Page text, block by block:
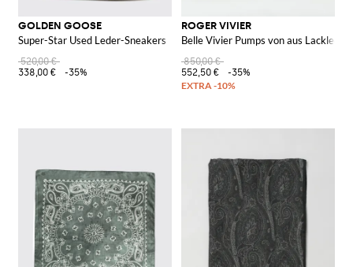
GOLDEN GOOSE
Super-Star Used Leder-Sneakers
520,00 €
338,00 €
-35%
ROGER VIVIER
Belle Vivier Pumps von aus Lackleder
850,00 €
552,50 €
-35%